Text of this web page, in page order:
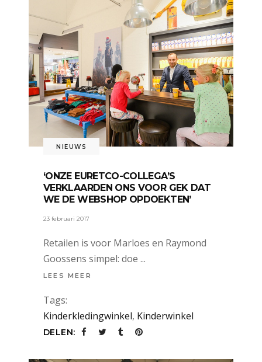
NIEUWS
‘ONZE EURETCO-COLLEGA’S
VERKLAARDEN ONS VOOR GEK DAT
WE DE WEBSHOP OPDOEKTEN’
23 februari 2017
Retailen is voor Marloes en Raymond
Goossens simpel: doe
LEES MEER
Tags:
Kinderkledingwinkel, Kinderwinkel
DELEN: